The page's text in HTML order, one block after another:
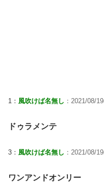
1： 風吹けば名無し ：2021/08/
ドゥラメンテ
3： 風吹けば名無し ：2021/08/
ワンアンドオンリー